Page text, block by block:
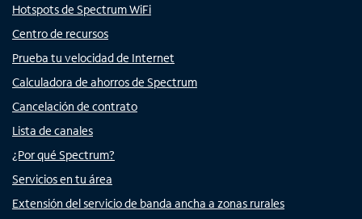
Hotspots de Spectrum WiFi
Centro de recursos
Prueba tu velocidad de Internet
Calculadora de ahorros de Spectrum
Cancelación de contrato
Lista de canales
¿Por qué Spectrum?
Servicios en tu área
Extensión del servicio de banda ancha a zonas rurales